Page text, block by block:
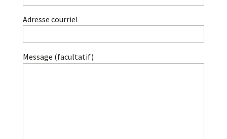
Adresse courriel
Message (facultatif)